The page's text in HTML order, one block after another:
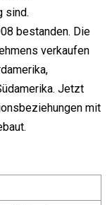
sind.
bestanden. Die
verkaufen
Jetzt
mit